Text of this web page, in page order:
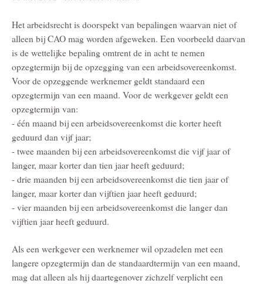
Het arbeidsrecht is doorspekt van bepalingen waarvan niet of
alleen bij CAO mag worden afgeweken. Een voorbeeld daarvan
is de wettelijke bepaling omtrent de in acht te nemen
opzegtermijn bij de opzegging van een arbeidsovereenkomst.
Voor de opzeggende werknemer geldt standaard een
opzegtermijn van een maand. Voor de werkgever geldt een
opzegtermijn van:
- één maand bij een arbeidsovereenkomst die korter heeft
geduurd dan vijf jaar;
- twee maanden bij een arbeidsovereenkomst die vijf jaar of
langer, maar korter dan tien jaar heeft geduurd;
- drie maanden bij een arbeidsovereenkomst die tien jaar of
langer, maar korter dan vijftien jaar heeft geduurd;
- vier maanden bij een arbeidsovereenkomst die langer dan
vijftien jaar heeft geduurd.
Als een werkgever een werknemer wil opzadelen met een
langere opzegtermijn dan de standaardtermijn van een maand,
mag dat alleen als hij daartegenover zichzelf verplicht een